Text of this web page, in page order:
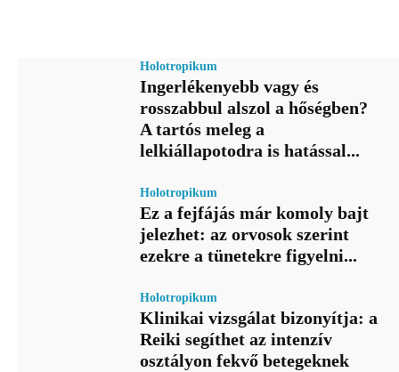
Holotropikum
Ingerlékenyebb vagy és
rosszabbul alszol a hőségben?
A tartós meleg a
lelkiállapotodra is hatással...
Holotropikum
Ez a fejfájás már komoly bajt
jelezhet: az orvosok szerint
ezekre a tünetekre figyelni...
Holotropikum
Klinikai vizsgálat bizonyítja: a
Reiki segíthet az intenzív
osztályon fekvő betegeknek